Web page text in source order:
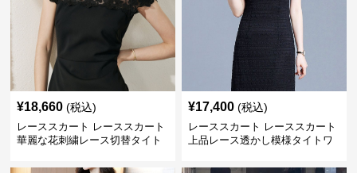
¥18,660 (税込)
レーススカート レーススカート
華麗な花刺繍レース切替タイト
¥17,400 (税込)
レーススカート レーススカート
上品レース透かし模様タイトワ